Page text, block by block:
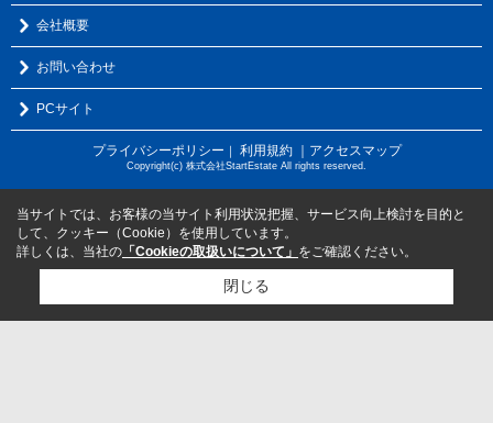
会社概要
お問い合わせ
PCサイト
プライバシーポリシー 利用規約 ｜アクセスマップ
Copyright(c) 株式会社StartEstate All rights reserved.
当サイトでは、お客様の当サイト利用状況把握、サービス向上検討を目的と
して、クッキー（Cookie）を使用しています。
詳しくは、当社の 「Cookieの取扱いについて」 をご確認ください。
閉じる